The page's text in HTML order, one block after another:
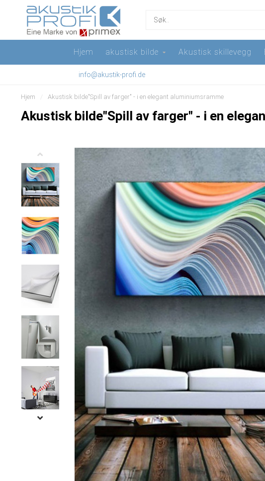
Hjem akustisk bilde Akustisk skillevegg
info@akustik-profi.de
Hjem Akustisk bilde"Spill av farger" - i en elegant aluminiumsramme
Akustisk bilde"Spill av farger" - i en